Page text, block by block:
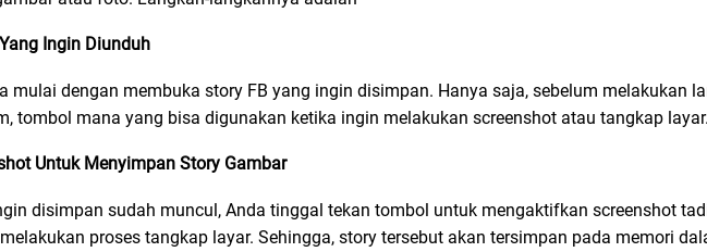
Ingin Diunduh
mulai dengan membuka story FB yang ingin disimpan. Hanya saja, sebelum melakukan
tombol mana yang bisa digunakan ketika ingin melakukan screenshot atau tangkap layar.
Untuk Menyimpan Story Gambar
disimpan sudah muncul, Anda tinggal tekan tombol untuk mengaktifkan screenshot
proses tangkap layar. Sehingga, story tersebut akan tersimpan pada memori